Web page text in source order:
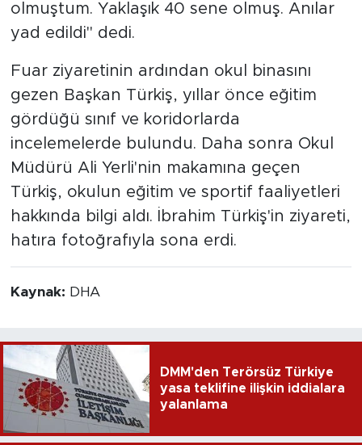
olmuştum. Yaklaşık 40 sene olmuş. Anılar
yad edildi" dedi.
Fuar ziyaretinin ardından okul binasını
gezen Başkan Türkiş, yıllar önce eğitim
gördüğü sınıf ve koridorlarda
incelemelerde bulundu. Daha sonra Okul
Müdürü Ali Yerli'nin makamına geçen
Türkiş, okulun eğitim ve sportif faaliyetleri
hakkında bilgi aldı. İbrahim Türkiş'in ziyareti,
hatıra fotoğrafıyla sona erdi.
Kaynak: DHA
DMM'den Terörsüz Türkiye
yasa teklifine ilişkin iddialara
yalanlama